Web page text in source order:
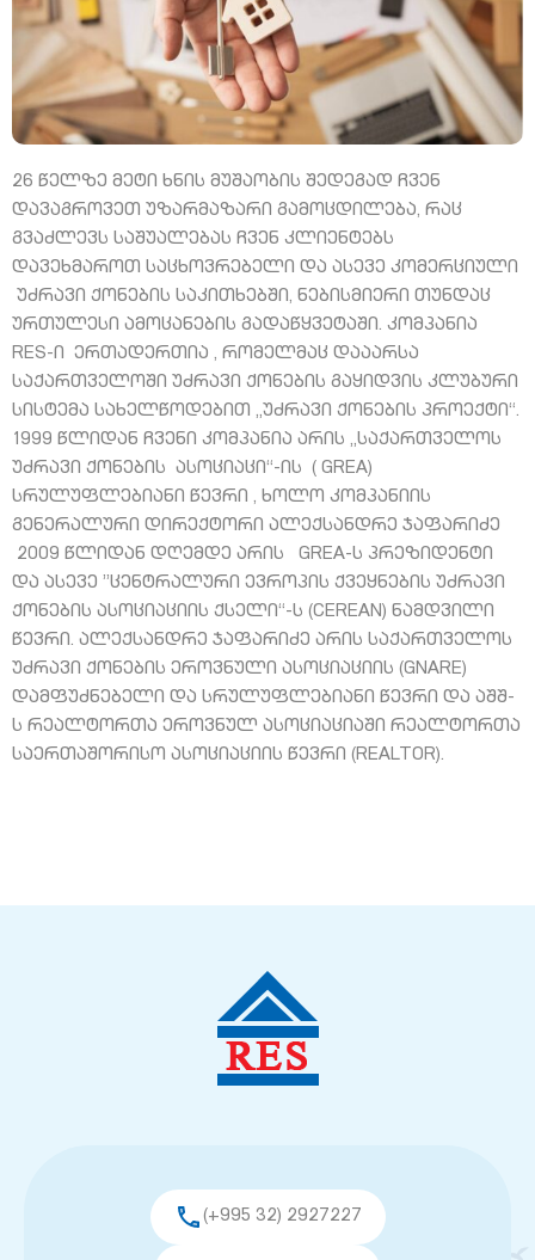
26 წელზე მეტი ხნის მუშაობის შედეგად ჩვენ
დავაგროვეთ უზარმაზარი გამოცდილება, რაც
გვაძლევს საშუალებას ჩვენ კლიენტებს
დავეხმაროთ საცხოვრებელი და ასევე კომერციული
უძრავი ქონების საკითხებში, ნებისმიერი თუნდაც
ურთულესი ამოცანების გადაწყვეტაში. კომპანია
RES-ი ერთადერთია , რომელმაც დააარსა
საქართველოში უძრავი ქონების გაყიდვის კლუბური
სისტემა სახელწოდებით „უძრავი ქონების პროექტი“.
1999 წლიდან ჩვენი კომპანია არის „საქართველოს
უძრავი ქონების ასოციაცი“-ის ( GREA)
სრულუფლებიანი წევრი , ხოლო კომპანიის
გენერალური დირექტორი ალექსანდრე ჯაფარიძე
2009 წლიდან დღემდე არის GREA-ს პრეზიდენტი
და ასევე ”ცენტრალური ევროპის ქვეყნების უძრავი
ქონების ასოციაციის ქსელი“-ს (CEREAN) ნამდვილი
წევრი. ალექსანდრე ჯაფარიძე არის საქართველოს
უძრავი ქონების ეროვნული ასოციაციის (GNARE)
დამფუძნებელი და სრულუფლებიანი წევრი და აშშ-
ს რეალტორთა ეროვნულ ასოციაციაში რეალტორთა
საერთაშორისო ასოციაციის წევრი (REALTOR).
(+995 32) 2927227